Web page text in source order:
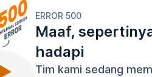
ERROR 500
Maaf,
hadapi
Tim kami sedang